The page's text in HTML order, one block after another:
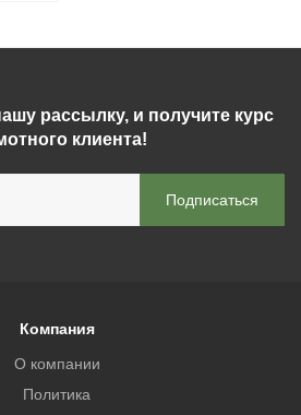
рассылку, и получите курс
клиента!
Компания
О компании
Политика